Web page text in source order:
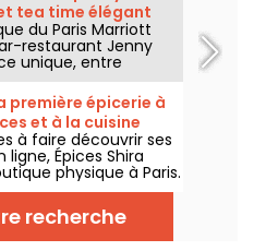
tea time élégant
du Paris Marriott
restaurant Jenny
unique, entre
raffiné, tea time
et dîners
où chaque
d’exception,
première épicerie à
et à la cuisine
à faire découvrir ses
Épices Shira
physique à Paris.
l'enseigne investit le
le 10e
une épicerie, une
à emporter
recherche